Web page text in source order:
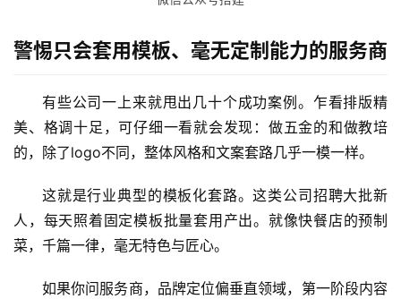
警惕只会套用模板、毫无定制能力的服务商
有些公司一上来就甩出几十个成功案例。乍看排版精
美、格调十足，可仔细一看就会发现：做五金的和做教培
的，除了logo不同，整体风格和文案套路几乎一模一样。
这就是行业典型的模板化套路。这类公司招聘大批新
人，每天照着固定模板批量套用产出。就像快餐店的预制
菜，千篇一律，毫无特色与匠心。
如果你问服务商，品牌定位偏垂直领域，第一阶段内容